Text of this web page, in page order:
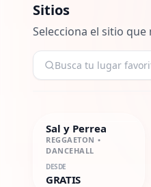
Sitios
Selecciona el sitio
Sal y Perrea
REGGAETON •
DANCEHALL
DESDE
GRATIS